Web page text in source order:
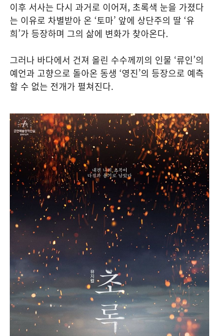
이후 서사는 다시 과거로 이어져, 초록색 눈을 가졌다
는 이유로 차별받아 온 ‘토마’ 앞에 상단주의 딸 ‘유
희’가 등장하며 그의 삶에 변화가 찾아온다.
그러나 바다에서 건져 올린 수수께끼의 인물 ‘류인’의
예언과 고향으로 돌아온 동생 ‘영진’의 등장으로 예측
할 수 없는 전개가 펼쳐진다.